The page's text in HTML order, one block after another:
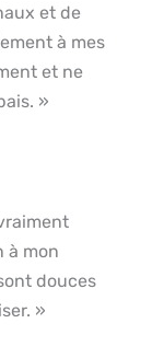
et de
à mes
et ne
»
à mon
douces
»